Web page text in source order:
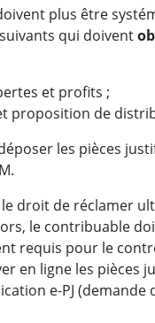
plus être
qui doivent
et profits ;
proposition de
les pièces
le droit de réclamer
le contribuable
requis pour le
en ligne les pièces
e-PJ